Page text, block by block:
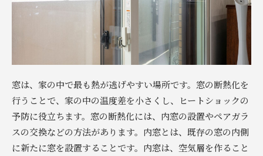
窓は、家の中で最も熱が逃げやすい場所です。窓の断熱化を
行うことで、家の中の温度差を小さくし、ヒートショックの
予防に役立ちます。窓の断熱化には、内窓の設置やペアガラ
スの交換などの方法があります。内窓とは、既存の窓の内側
に新たに窓を設置することです。内窓は、空気層を作ること